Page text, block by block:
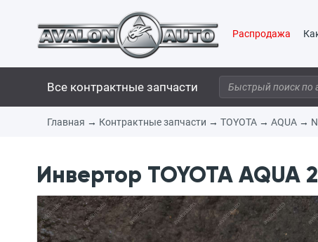
Распродажа
Все контрактные запчасти
Главная → Контрактные запчасти → TOYOTA → AQUA →
Инвертор TOYOTA AQUA